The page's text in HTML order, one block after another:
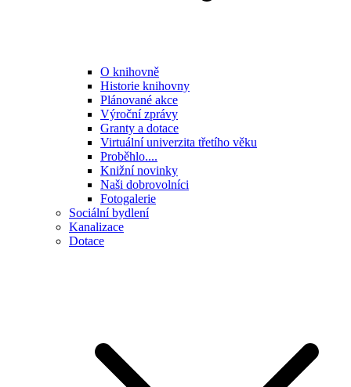
O knihovně
Historie knihovny
Plánované akce
Výroční zprávy
Granty a dotace
Virtuální univerzita třetího věku
Proběhlo....
Knižní novinky
Naši dobrovolníci
Fotogalerie
Sociální bydlení
Kanalizace
Dotace